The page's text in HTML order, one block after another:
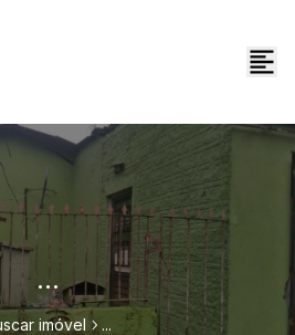
...
imóvel ...